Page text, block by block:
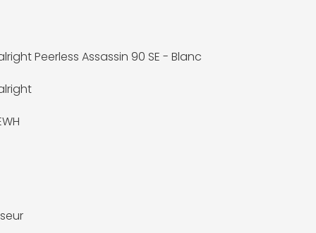
Peerless Assassin 90 SE - Blanc